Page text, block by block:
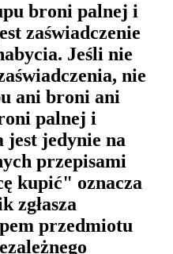
broni palnej i
zaświadczenie
Jeśli nie
nie
ani broni ani
palnej i
jest jedynie na
przepisami
kupić" oznacza
zgłasza
przedmiotu